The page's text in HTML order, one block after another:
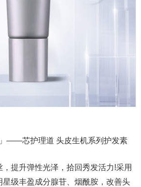
芯护理道 头皮生机系列护发素
升弹性光泽，拾回秀发活力!采用
级丰盈成分腺苷、烟酰胺，改善头